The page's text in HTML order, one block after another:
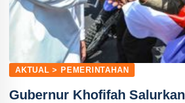
AKTUAL > PEMERINTAHAN
Gubernur Khofifah Salurkan